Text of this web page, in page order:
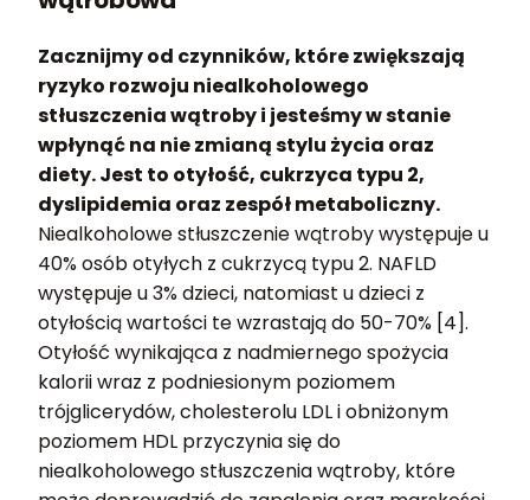
Zacznijmy od czynników, które zwiększają
ryzyko rozwoju niealkoholowego
stłuszczenia wątroby i jesteśmy w stanie
wpłynąć na nie zmianą stylu życia oraz
diety. Jest to otyłość, cukrzyca typu 2,
dyslipidemia oraz zespół metaboliczny.
Niealkoholowe stłuszczenie wątroby występuje u
40% osób otyłych z cukrzycą typu 2. NAFLD
występuje u 3% dzieci, natomiast u dzieci z
otyłością wartości te wzrastają do 50-70% [4].
Otyłość wynikająca z nadmiernego spożycia
kalorii wraz z podniesionym poziomem
trójglicerydów, cholesterolu LDL i obniżonym
poziomem HDL przyczynia się do
niealkoholowego stłuszczenia wątroby, które